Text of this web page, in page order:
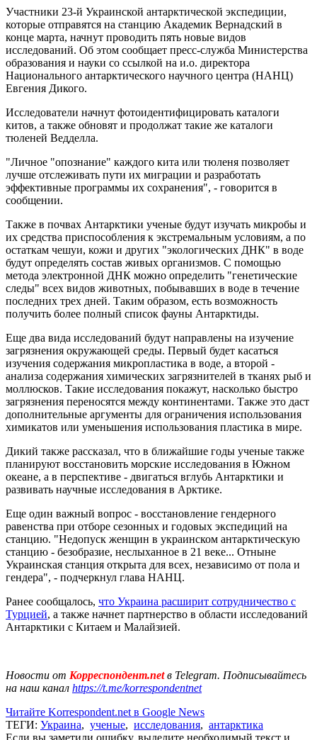
Участники 23-й Украинской антарктической экспедиции,
которые отправятся на станцию Академик Вернадский в
конце марта, начнут проводить пять новые видов
исследований. Об этом сообщает пресс-служба Министерства
образования и науки со ссылкой на и.о. директора
Национального антарктического научного центра (НАНЦ)
Евгения Дикого.
Исследователи начнут фотоидентифицировать каталоги
китов, а также обновят и продолжат такие же каталоги
тюленей Ведделла.
"Личное "опознание" каждого кита или тюленя позволяет
лучше отслеживать пути их миграции и разработать
эффективные программы их сохранения", - говорится в
сообщении.
Также в почвах Антарктики ученые будут изучать микробы и
их средства приспособления к экстремальным условиям, а по
остаткам чешуи, кожи и других "экологических ДНК" в воде
будут определять состав живых организмов. С помощью
метода электронной ДНК можно определить "генетические
следы" всех видов животных, побывавших в воде в течение
последних трех дней. Таким образом, есть возможность
получить более полный список фауны Антарктиды.
Еще два вида исследований будут направлены на изучение
загрязнения окружающей среды. Первый будет касаться
изучения содержания микропластика в воде, а второй -
анализа содержания химических загрязнителей в тканях рыб и
моллюсков. Такие исследования покажут, насколько быстро
загрязнения переносятся между континентами. Также это даст
дополнительные аргументы для ограничения использования
химикатов или уменьшения использования пластика в мире.
Дикий также рассказал, что в ближайшие годы ученые также
планируют восстановить морские исследования в Южном
океане, а в перспективе - двигаться вглубь Антарктики и
развивать научные исследования в Арктике.
Еще один важный вопрос - восстановление гендерного
равенства при отборе сезонных и годовых экспедиций на
станцию. "Недопуск женщин в украинском антарктическую
станцию - безобразие, неслыханное в 21 веке... Отныне
Украинская станция открыта для всех, независимо от пола и
гендера", - подчеркнул глава НАНЦ.
Ранее сообщалось, что Украина расширит сотрудничество с
Турцией, а также начнет партнерство в области исследований
Антарктики с Китаем и Малайзией.
Новости от Корреспондент.netв Telegram. Подписывайтесь
на наш канал https://t.me/korrespondentnet
Читайте Korrespondent.net в Google News
ТЕГИ: Украина, ученые, исследования, антарктика
Если вы заметили ошибку, выделите необходимый текст и